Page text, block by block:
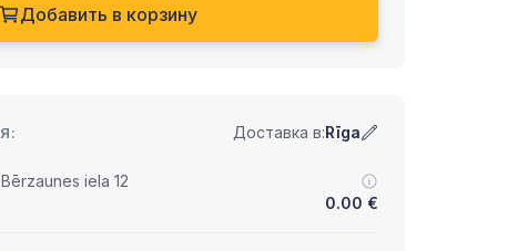
Добавить в корзину
Доставка в:Rīga
iela 12
0.00 €